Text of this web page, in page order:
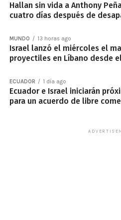
Hallan sin vida a Anthony
cuatro días después de
MUNDO 13 horas ago
Israel lanzó el miércoles el
proyectiles en Líbano desde
ECUADOR 1 día ago
Ecuador e Israel iniciarán
para un acuerdo de libre